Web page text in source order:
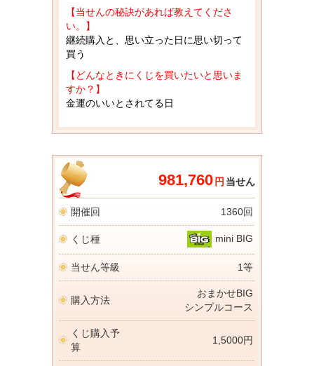
【当せんの秘訣があれば教えてくださ
い。】
継続購入と、思い立った日に思い切って
買う
【どんなときにくじを買いたいと思いま
すか？】
金運のいいとされてる日
981,760 円 当せん
開催回 1360回
くじ種 mini BIG
当せん等級 1等
購入方法
おまかせBIG
シンプルコース
くじ購入予
算
1,5000円